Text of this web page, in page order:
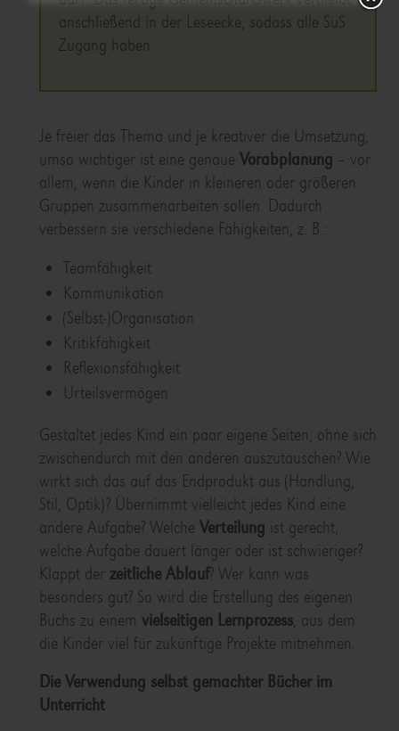
anschließend in der Leseecke, sodass alle SuS
Zugang haben.
Je freier das Thema und je kreativer die Umsetzung,
umso wichtiger ist eine genaue Vorabplanung – vor
allem, wenn die Kinder in kleineren oder größeren
Gruppen zusammenarbeiten sollen. Dadurch
verbessern sie verschiedene Fähigkeiten, z. B.:
Teamfähigkeit
Kommunikation
(Selbst-)Organisation
Kritikfähigkeit
Reflexionsfähigkeit
Urteilsvermögen
Gestaltet jedes Kind ein paar eigene Seiten, ohne sich
zwischendurch mit den anderen auszutauschen? Wie
wirkt sich das auf das Endprodukt aus (Handlung,
Stil, Optik)? Übernimmt vielleicht jedes Kind eine
andere Aufgabe? Welche Verteilung ist gerecht,
welche Aufgabe dauert länger oder ist schwieriger?
Klappt der zeitliche Ablauf? Wer kann was
besonders gut? So wird die Erstellung des eigenen
Buchs zu einem vielseitigen Lernprozess, aus dem
die Kinder viel für zukünftige Projekte mitnehmen.
Die Verwendung selbst gemachter Bücher im
Unterricht